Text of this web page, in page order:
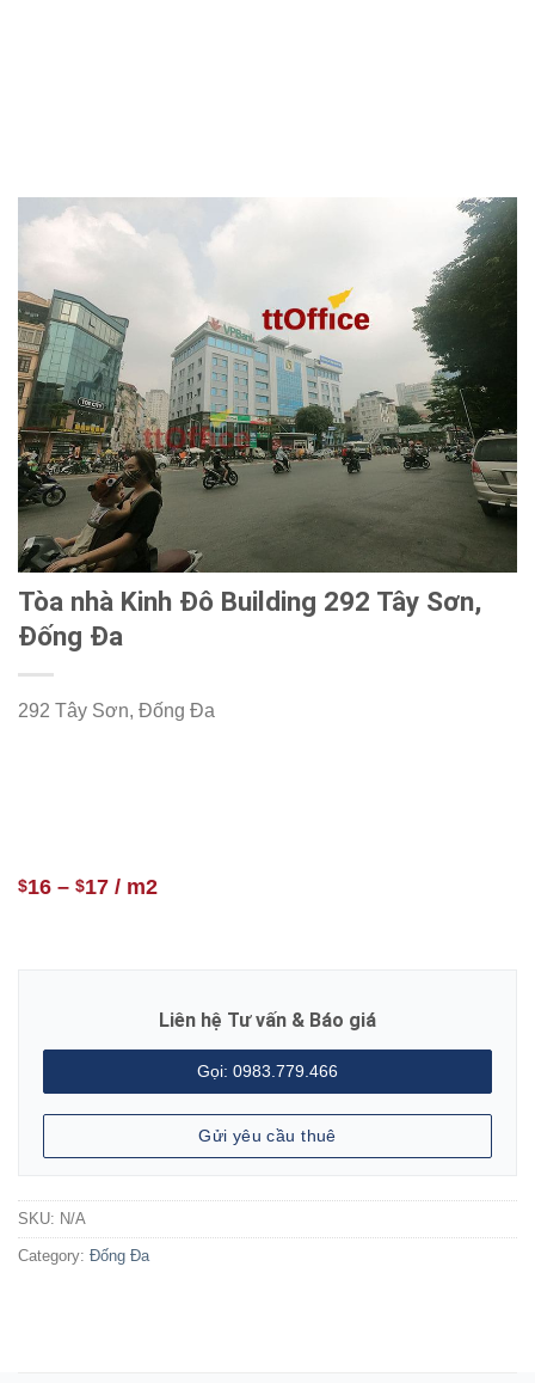
Tòa nhà Kinh Đô Building 292 Tây Sơn,
Đống Đa
292 Tây Sơn, Đống Đa
$16 – $17 / m2
Liên hệ Tư vấn & Báo giá
Gọi: 0983.779.466
Gửi yêu cầu thuê
SKU: N/A
Category: Đống Đa